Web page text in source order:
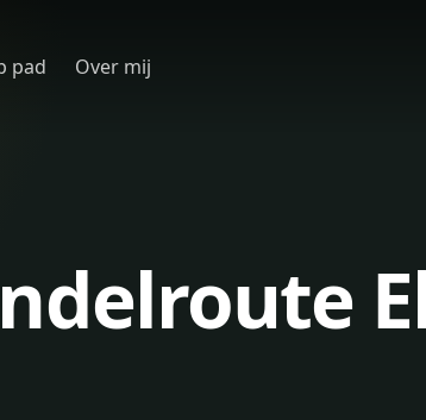
pad Over mij